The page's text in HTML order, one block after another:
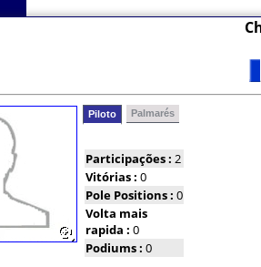
Piloto Palmarés
Participações : 2
Vitórias : 0
Pole Positions : 0
Volta mais
rapida : 0
Podiums : 0